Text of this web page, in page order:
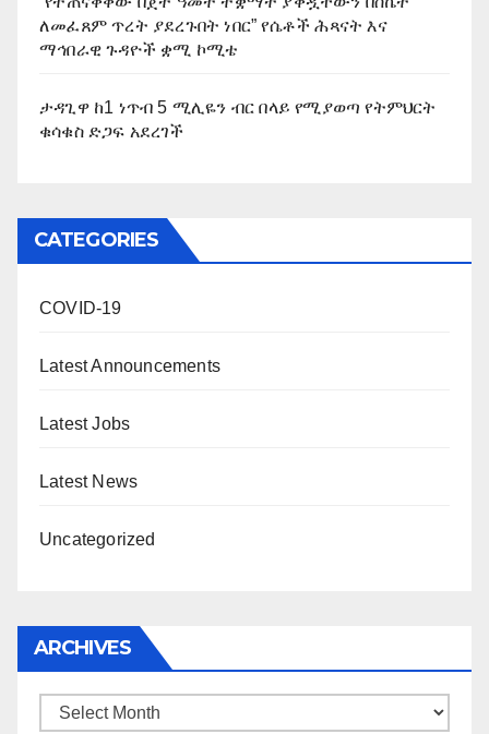
ለመፈጸም ጥረት ያደረጉበት ነበር” የሴቶች ሕጻናት እና
ማኅበራዊ ጉዳዮች ቋሚ ኮሚቴ
ታዳጊዋ ከ1 ነጥብ 5 ሚሊዬን ብር በላይ የሚያወጣ የትምህርት
ቁሳቁስ ድጋፍ አደረገች
CATEGORIES
COVID-19
Latest Announcements
Latest Jobs
Latest News
Uncategorized
ARCHIVES
Archives